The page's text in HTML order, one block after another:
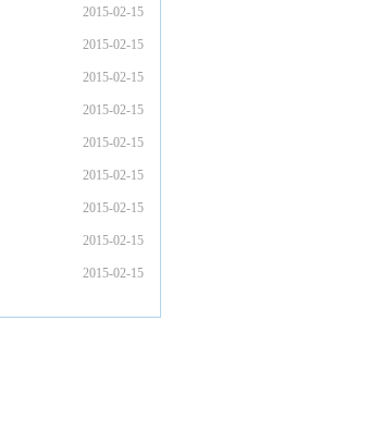
2015-02-15
2015-02-15
2015-02-15
2015-02-15
2015-02-15
2015-02-15
2015-02-15
2015-02-15
2015-02-15